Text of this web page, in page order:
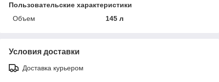
Пользовательские характеристики
Объем
145 л
Условия доставки
Доставка курьером